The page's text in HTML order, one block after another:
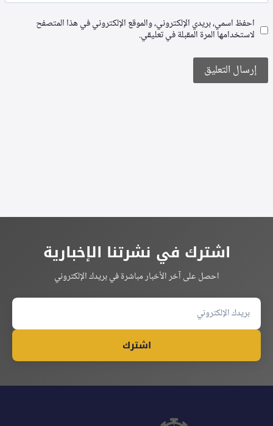
احفظ اسمي، بريدي الإلكتروني، والموقع الإلكتروني في هذا المتصفح
لاستخدامها المرة المقبلة في تعليقي.
اشترك في نشرتنا الإخبارية
احصل على آخر الأخبار مباشرة في بريدك الإلكتروني
اشترك